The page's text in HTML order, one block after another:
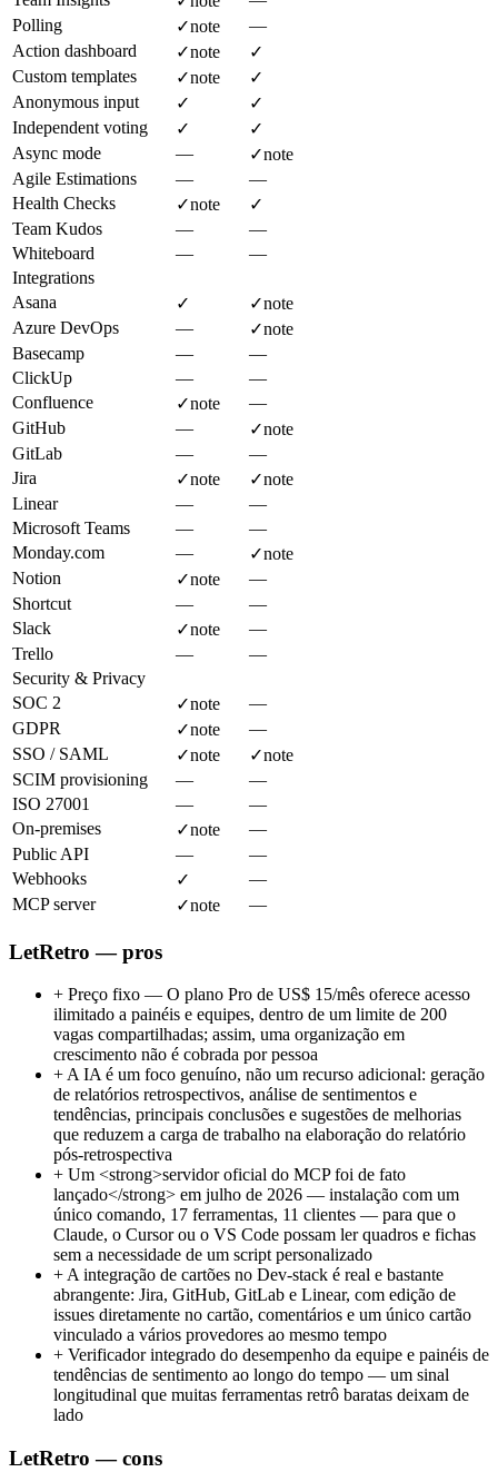
Polling
✓note
—
Action dashboard
✓note
✓
Custom templates
✓note
✓
Anonymous input
✓
✓
Independent voting
✓
✓
Async mode
— ✓note
Agile Estimations
—
—
Health Checks
✓note
✓
Team Kudos
—
—
Whiteboard
—
—
Integrations
Asana
✓ ✓note
Azure DevOps
— ✓note
Basecamp
—
—
ClickUp
—
—
Confluence
✓note
—
GitHub
— ✓note
GitLab
—
—
Jira
✓note ✓note
Linear
—
—
Microsoft Teams
—
—
Monday.com
— ✓note
Notion
✓note
—
Shortcut
—
—
Slack
✓note
—
Trello
—
—
Security & Privacy
SOC 2
✓note
—
GDPR
✓note
—
SSO / SAML
✓note ✓note
SCIM provisioning
—
—
ISO 27001
—
—
On-premises
✓note
—
Public API
—
—
Webhooks
✓
—
MCP server
✓note —
LetRetro — pros
+ Preço fixo — O plano Pro de US$ 15/mês oferece acesso
ilimitado a painéis e equipes, dentro de um limite de 200
vagas compartilhadas; assim, uma organização em
crescimento não é cobrada por pessoa
+ A IA é um foco genuíno, não um recurso adicional: geração
de relatórios retrospectivos, análise de sentimentos e
tendências, principais conclusões e sugestões de melhorias
que reduzem a carga de trabalho na elaboração do relatório
pós-retrospectiva
+ Um <strong>servidor oficial do MCP foi de fato
lançado</strong> em julho de 2026 — instalação com um
único comando, 17 ferramentas, 11 clientes — para que o
Claude, o Cursor ou o VS Code possam ler quadros e fichas
sem a necessidade de um script personalizado
+ A integração de cartões no Dev-stack é real e bastante
abrangente: Jira, GitHub, GitLab e Linear, com edição de
issues diretamente no cartão, comentários e um único cartão
vinculado a vários provedores ao mesmo tempo
+ Verificador integrado do desempenho da equipe e painéis de
tendências de sentimento ao longo do tempo — um sinal
longitudinal que muitas ferramentas retrô baratas deixam de
lado
LetRetro — cons